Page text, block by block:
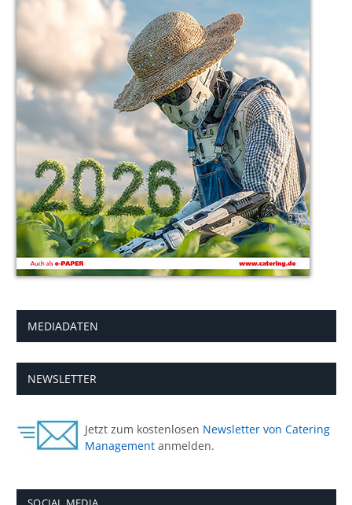
MEDIADATEN
NEWSLETTER
Jetzt zum kostenlosen Newsletter von Catering
Management anmelden.